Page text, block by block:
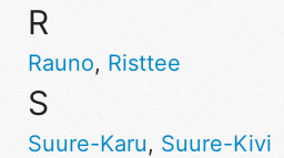
R
Rauno, Risttee
S
Suure-Karu, Suure-Kivi